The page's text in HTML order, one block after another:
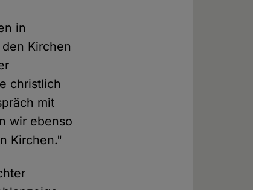
in
Kirchen
christlich
mit
wir ebenso
Kirchen."